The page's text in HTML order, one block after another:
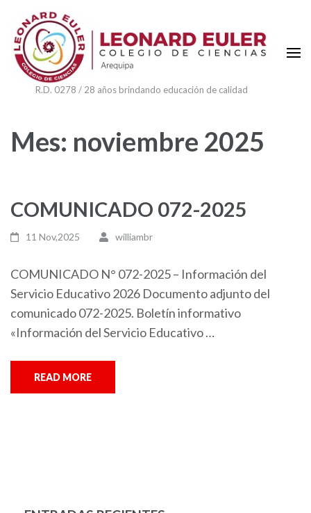
content
(Press
R.D. 0278 / 28 años brindando educación de calidad
Mes: noviembre 2025
COMUNICADO 072-2025
11 Nov,2025 williambr
COMUNICADO N° 072-2025 – Información del
Servicio Educativo 2026 Documento adjunto del
comunicado 072-2025. Boletín informativo
«Información del Servicio Educativo …
READ MORE